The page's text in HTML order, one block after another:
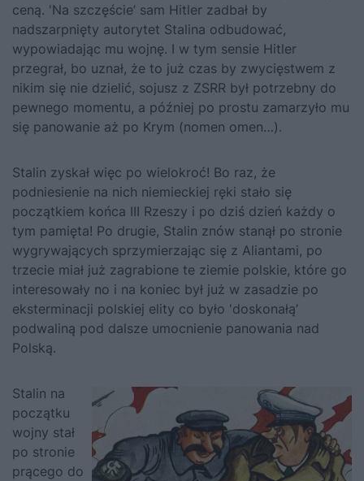
ceną. 'Na szczęście’ sam Hitler zadbał by
nadszarpnięty autorytet Stalina odbudować,
wypowiadając mu wojnę. I w tym sensie Hitler
przegrał, bo uznał, że to już czas by zwycięstwem z
nikim się nie dzielić, sojusz z ZSRR był potrzebny do
pewnego momentu, a później po prostu zamarzyło mu
się panowanie aż po Krym (nomen omen…).
Stalin zyskał więc po wielokroć! Bo raz, że
podniesienie na nich niemieckiej ręki stało się
początkiem końca III Rzeszy i po dziś dzień każdy o
tym pamięta! Po drugie, Stalin znów stanął po stronie
wygrywających sprzymierzając się z Aliantami, po
trzecie miał już zagrabione te ziemie polskie, które go
interesowały no i na koniec był już w zasadzie po
eksterminacji polskiej elity co było 'doskonałą’
podwaliną pod dalsze umocnienie panowania nad
Polską.
Stalin na
początku
wojny stał
po stronie
prącego do